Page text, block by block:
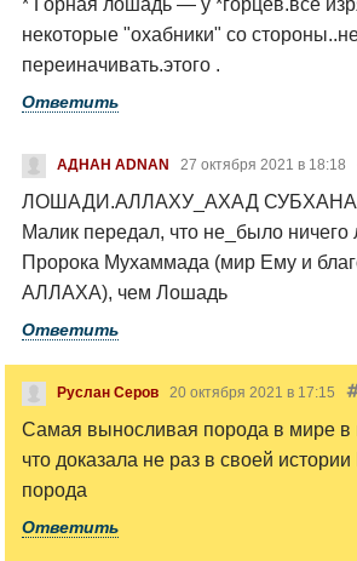
некоторые "охабники" со
переиначивать.этого .
Ответить
АДНАН ADNAN 27 октября 2021 в 18:18
ЛОШАДИ.АЛЛАХУ_АХАД
Малик передал, что не_было
Пророка Мухаммада (мир Ему и
АЛЛАХА), чем Лошадь
Ответить
Руслан Серов 20 октября 2021 в 17:15
Самая выносливая порода в мире в
что доказала не раз в своей
порода
Ответить